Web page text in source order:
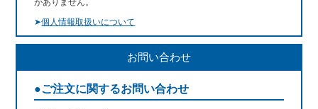
➤個人情報取扱いについて
お問い合わせ
●ご注文に関するお問い合わせ